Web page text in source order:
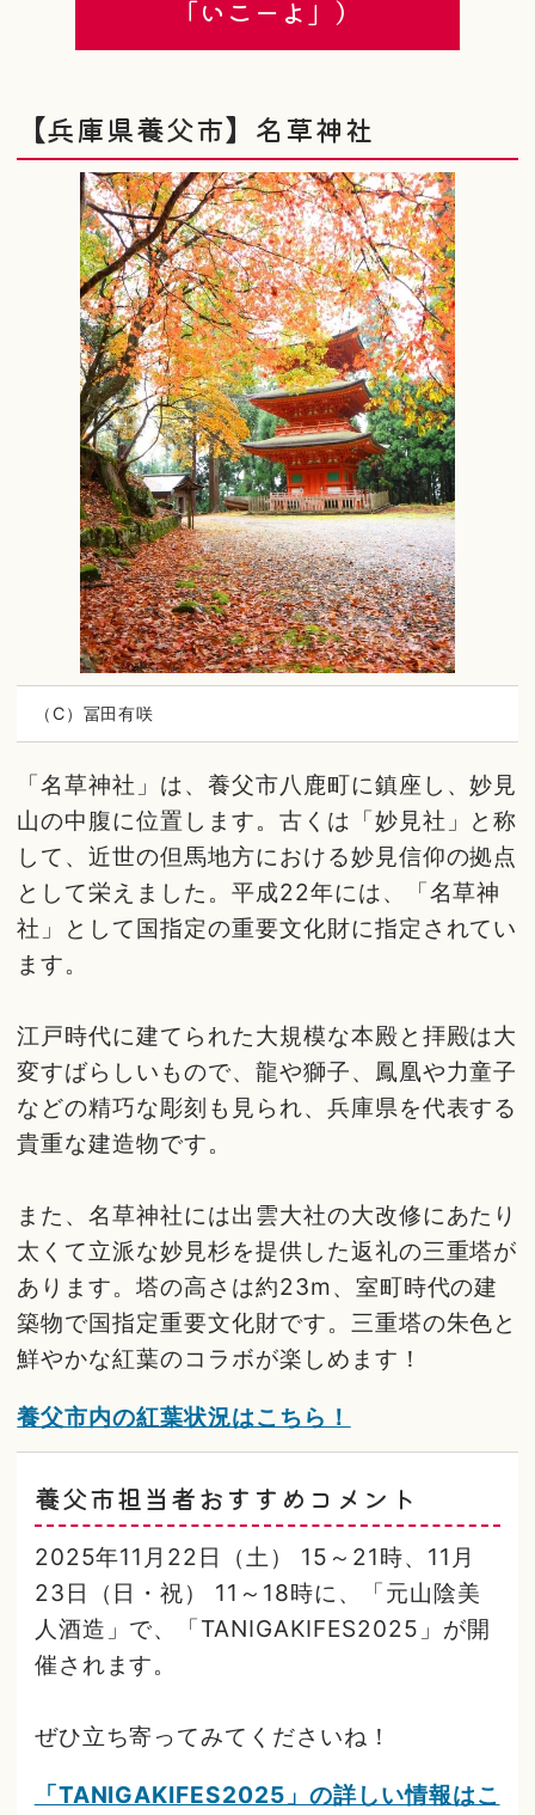
「いこーよ」）
【兵庫県養父市】名草神社
（C）冨田有咲
「名草神社」は、養父市八鹿町に鎮座し、妙見
山の中腹に位置します。古くは「妙見社」と称
して、近世の但馬地方における妙見信仰の拠点
として栄えました。平成22年には、「名草神
社」として国指定の重要文化財に指定されてい
ます。
江戸時代に建てられた大規模な本殿と拝殿は大
変すばらしいもので、龍や獅子、鳳凰や力童子
などの精巧な彫刻も見られ、兵庫県を代表する
貴重な建造物です。
また、名草神社には出雲大社の大改修にあたり
太くて立派な妙見杉を提供した返礼の三重塔が
あります。塔の高さは約23m、室町時代の建
築物で国指定重要文化財です。三重塔の朱色と
鮮やかな紅葉のコラボが楽しめます！
養父市内の紅葉状況はこちら！
養父市担当者おすすめコメント
2025年11月22日（土） 15～21時、11月
23日（日・祝） 11～18時に、「元山陰美
人酒造」で、「TANIGAKIFES2025」が開
催されます。
ぜひ立ち寄ってみてくださいね！
「TANIGAKIFES2025」の詳しい情報はこ